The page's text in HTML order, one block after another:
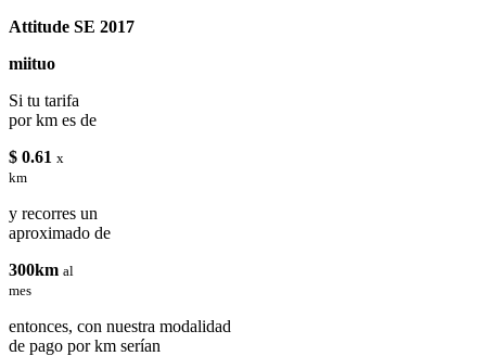
Attitude SE 2017
miituo
Si tu tarifa
por km es de
$ 0.61 x
km
y recorres un
aproximado de
300km al
mes
entonces, con nuestra modalidad
de pago por km serían